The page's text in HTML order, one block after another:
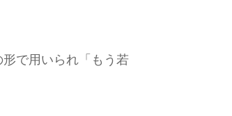
で用いられ「もう若